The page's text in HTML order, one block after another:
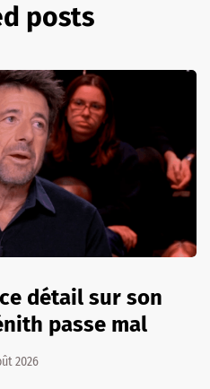
posts
détail sur son
passe mal
2026